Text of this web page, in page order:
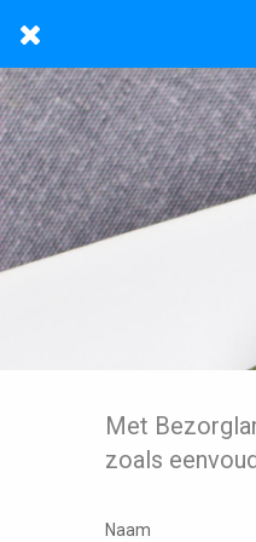
Met
zoals
Naam